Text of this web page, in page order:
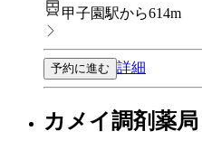
甲子園駅から614m
予約に進む 詳細
カメイ調剤薬